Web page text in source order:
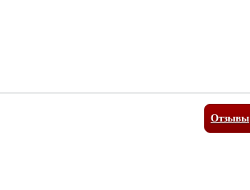
Отзывы